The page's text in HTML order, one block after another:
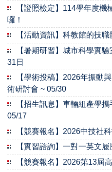
【證照檢定】114學年度
囉！
【活動資訊】科教館的技
【暑期研習】城市科學實
31日
【學術投稿】2026年振動
術研討會 ~ 05/30
【招生訊息】車輛組產學
05/17
【競賽報名】2026中技社
【實習諮詢】一對一英文
【競賽報名】2026第13屆